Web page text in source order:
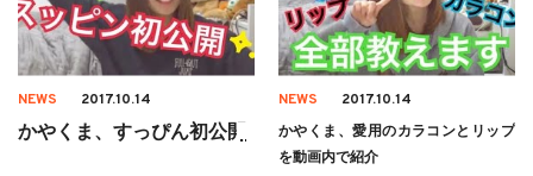
NEWS 2017.10.14
かやくま、すっぴん初公開
NEWS 2017.10.14
かやくま、愛用のカラコンとリップ
を動画内で紹介